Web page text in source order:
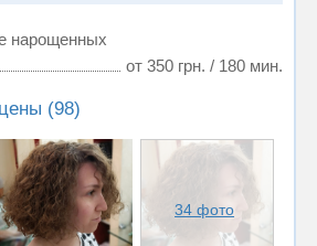
нарощенных
от 350 грн. / 180 мин.
(98)
34 фото